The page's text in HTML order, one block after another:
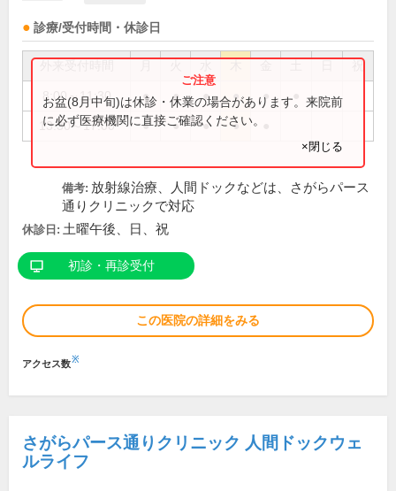
診療/受付時間・休診日
祝
8:00～11:30 ● ● ● ● ●
13:30～17:00 ● ● ● ●
お盆(8月中旬)は休診・休業の場合があります。来院前
に必ず医療機関に直接ご確認ください。
×閉じる
備考: 放射線治療、人間ドックなどは、さがらパース
通りクリニックで対応
休診日: 土曜午後、日、祝
初診・再診受付
この医院の詳細をみる
アクセス数※
さがらパース通りクリニック 人間ドックウェ
ルライフ